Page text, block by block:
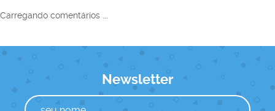
Carregando comentários ...
Newsletter